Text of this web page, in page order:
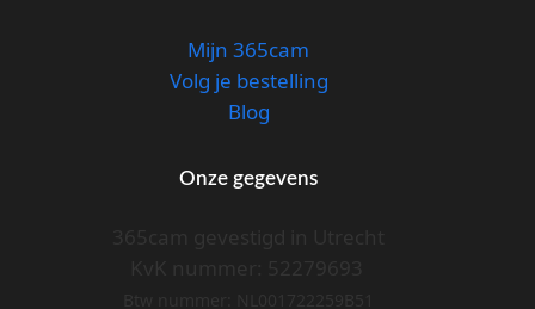
Mijn 365cam
Volg je bestelling
Blog
Onze gegevens